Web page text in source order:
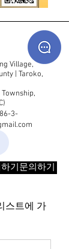
Village,
| Taroko,
3-
기문의하기
스트에 가